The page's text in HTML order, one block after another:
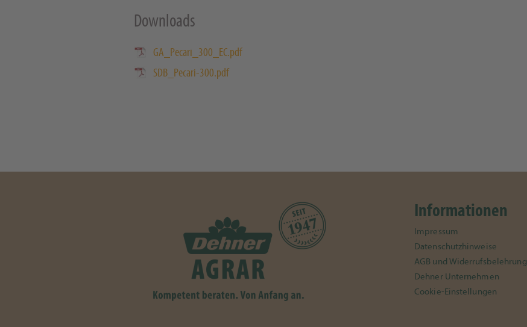
Downloads
GA_Pecari_300_EC.pdf
SDB_Pecari-300.pdf
Informationen
Impressum
Datenschutzhinweise
AGB und Widerrufsbelehrung
Dehner Unternehmen
Cookie-Einstellungen